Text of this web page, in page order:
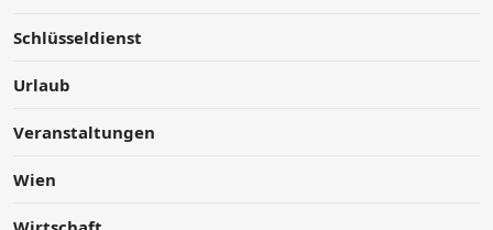
Schlüsseldienst
Urlaub
Veranstaltungen
Wien